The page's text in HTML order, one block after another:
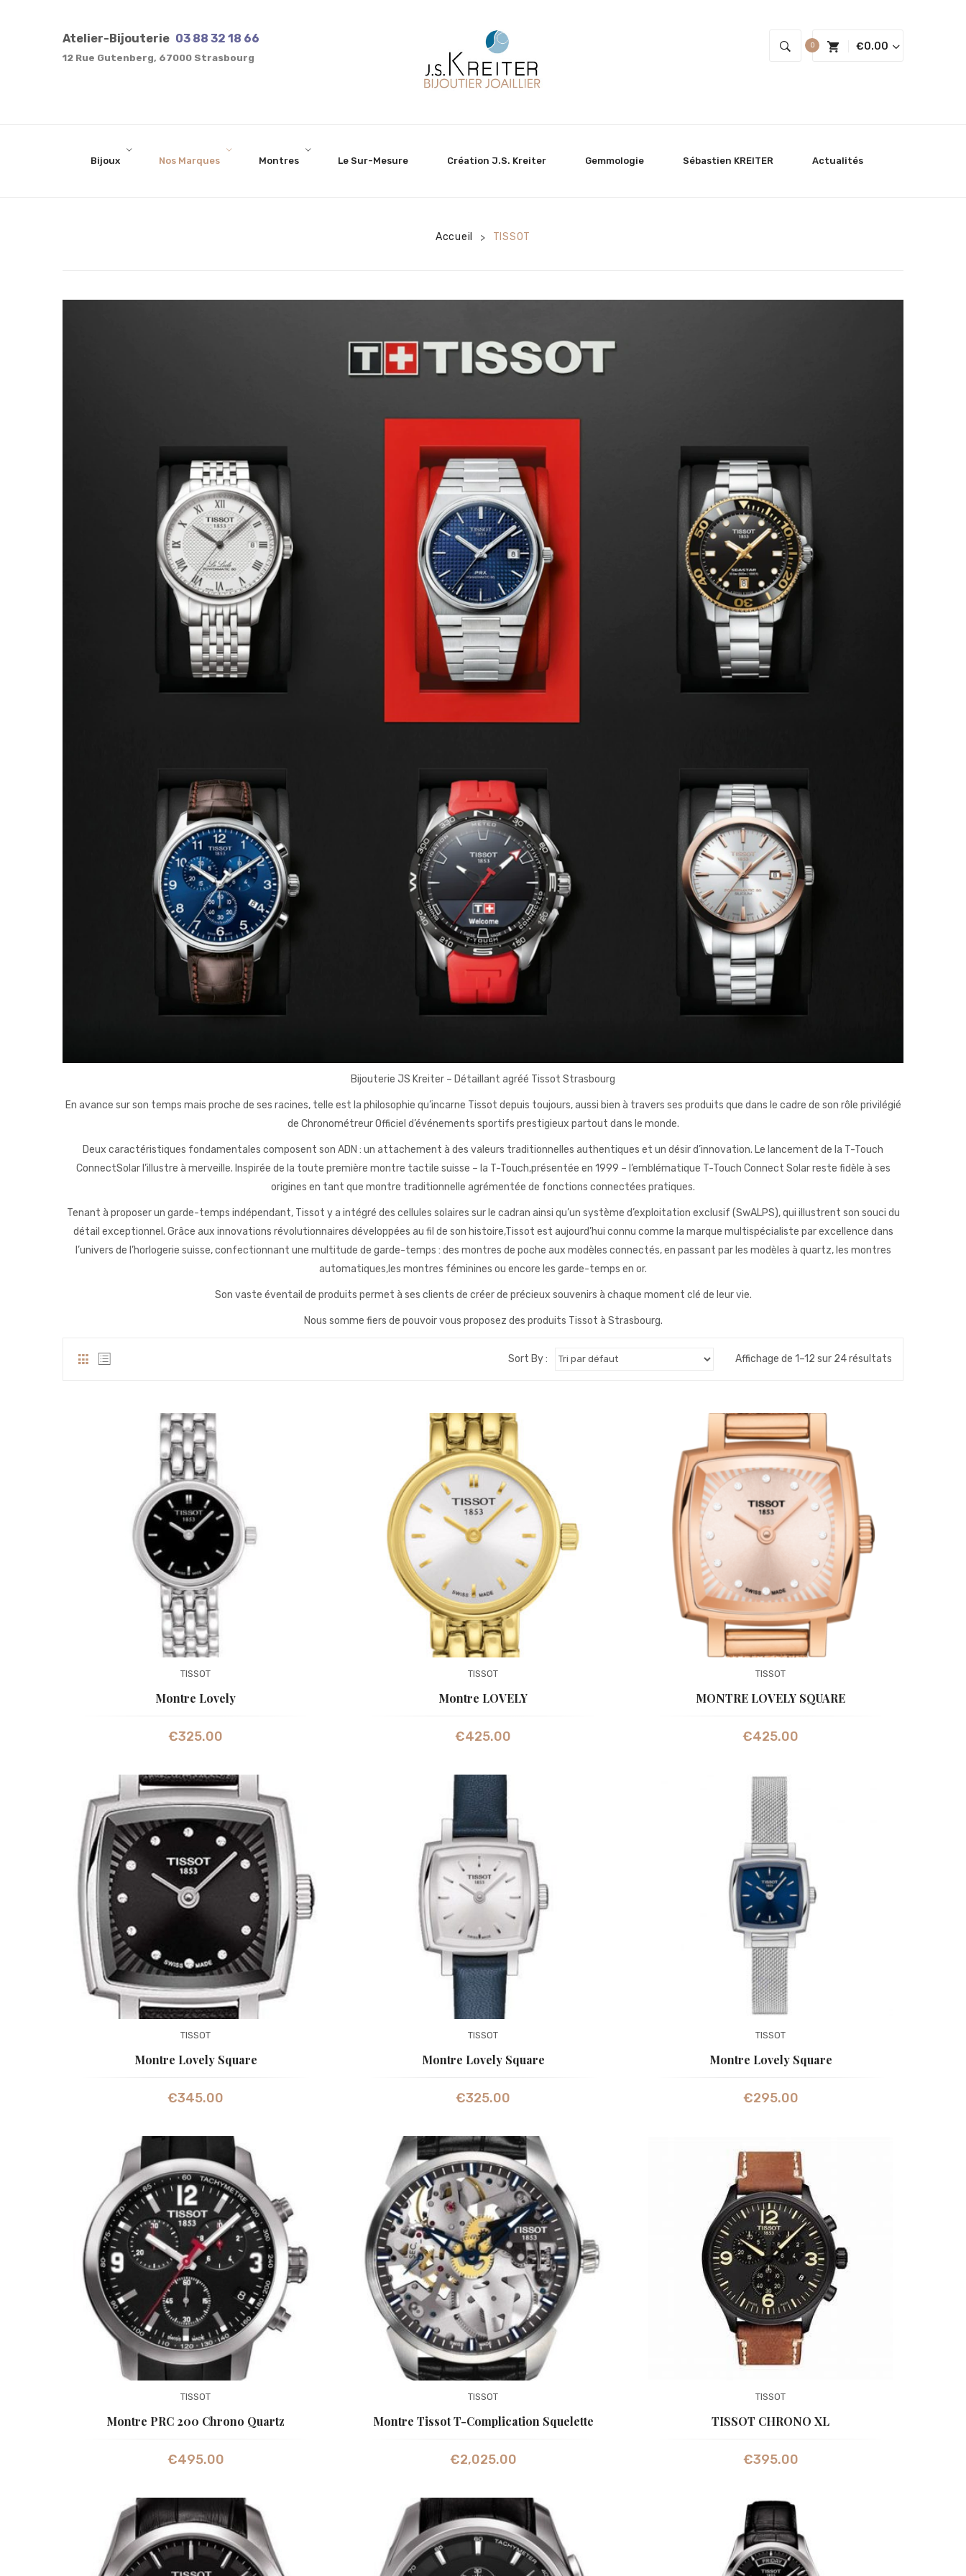
Atelier-Bijouterie 03 88 32 18 66
12 Rue Gutenberg, 67000 Strasbourg
0 €0.00
Bijoux Nos Marques Montres Le Sur-Mesure Création J.S. Kreiter Gemmologie Sébastien KREITER Actualités
Accueil > TISSOT
Bijouterie JS Kreiter – Détaillant agréé Tissot Strasbourg
En avance sur son temps mais proche de ses racines, telle est la philosophie qu’incarne Tissot depuis toujours, aussi bien à travers ses produits que dans le cadre de son rôle privilégié
de Chronométreur Officiel d’événements sportifs prestigieux partout dans le monde.
Deux caractéristiques fondamentales composent son ADN : un attachement à des valeurs traditionnelles authentiques et un désir d’innovation. Le lancement de la T-Touch
ConnectSolar l’illustre à merveille. Inspirée de la toute première montre tactile suisse – la T-Touch,présentée en 1999 – l’emblématique T-Touch Connect Solar reste fidèle à ses
origines en tant que montre traditionnelle agrémentée de fonctions connectées pratiques.
Tenant à proposer un garde-temps indépendant, Tissot y a intégré des cellules solaires sur le cadran ainsi qu’un système d’exploitation exclusif (SwALPS), qui illustrent son souci du
détail exceptionnel. Grâce aux innovations révolutionnaires développées au fil de son histoire,Tissot est aujourd’hui connu comme la marque multispécialiste par excellence dans
l’univers de l’horlogerie suisse, confectionnant une multitude de garde-temps : des montres de poche aux modèles connectés, en passant par les modèles à quartz, les montres
automatiques,les montres féminines ou encore les garde-temps en or.
Son vaste éventail de produits permet à ses clients de créer de précieux souvenirs à chaque moment clé de leur vie.
Nous somme fiers de pouvoir vous proposez des produits Tissot à Strasbourg.
Affichage de 1–12 sur 24 résultats
Sort By :
TISSOT
Montre Lovely
€325.00
TISSOT
Montre LOVELY
€425.00
TISSOT
MONTRE LOVELY SQUARE
€425.00
TISSOT
Montre Lovely Square
€345.00
TISSOT
Montre Lovely Square
€325.00
TISSOT
Montre Lovely Square
€295.00
TISSOT
Montre PRC 200 Chrono Quartz
€495.00
TISSOT
Montre Tissot T-Complication Squelette
€2,025.00
TISSOT
TISSOT CHRONO XL
€395.00